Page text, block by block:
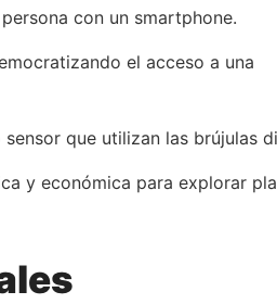
con un smartphone.
el acceso a una
que utilizan las brújulas
y económica para explorar